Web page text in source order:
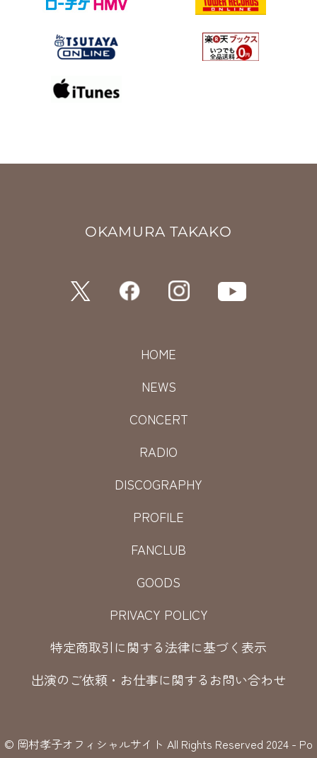
OKAMURA TAKAKO
HOME
NEWS
CONCERT
RADIO
DISCOGRAPHY
PROFILE
FANCLUB
GOODS
PRIVACY POLICY
特定商取引に関する法律に基づく表示
出演のご依頼・お仕事に関するお問い合わせ
© 岡村孝子オフィシャルサイト All Rights Reserved 2024 - Po